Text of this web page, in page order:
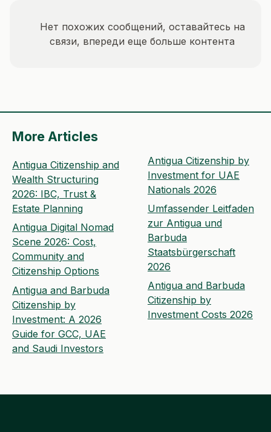
Нет похожих сообщений, оставайтесь на
связи, впереди еще больше контента
More Articles
Antigua Citizenship and
Wealth Structuring
2026: IBC, Trust &
Estate Planning
Antigua Digital Nomad
Scene 2026: Cost,
Community and
Citizenship Options
Antigua and Barbuda
Citizenship by
Investment: A 2026
Guide for GCC, UAE
and Saudi Investors
Antigua Citizenship by
Investment for UAE
Nationals 2026
Umfassender Leitfaden
zur Antigua und
Barbuda
Staatsbürgerschaft
2026
Antigua and Barbuda
Citizenship by
Investment Costs 2026